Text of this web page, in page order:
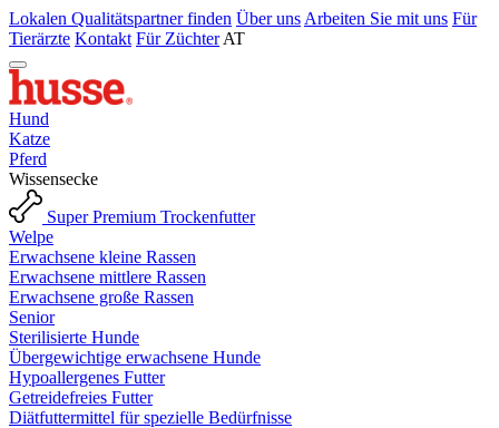
Lokalen Qualitätspartner finden Über uns Arbeiten Sie mit uns Für
Tierärzte Kontakt Für Züchter AT
Hund
Katze
Pferd
Wissensecke
Super Premium Trockenfutter
Welpe
Erwachsene kleine Rassen
Erwachsene mittlere Rassen
Erwachsene große Rassen
Senior
Sterilisierte Hunde
Übergewichtige erwachsene Hunde
Hypoallergenes Futter
Getreidefreies Futter
Diätfuttermittel für spezielle Bedürfnisse